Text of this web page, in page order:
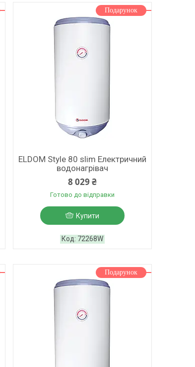
Подарунок
ELDOM Style 80 slim Електричний
водонагрівач
8 029 ₴
Готово до відправки
Купити
72268W
Подарунок